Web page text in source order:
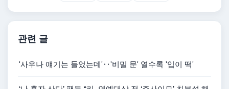
관련 글
'사우나 얘기는 들었는데'‥'비밀 문' 열수록 '입이 떡'